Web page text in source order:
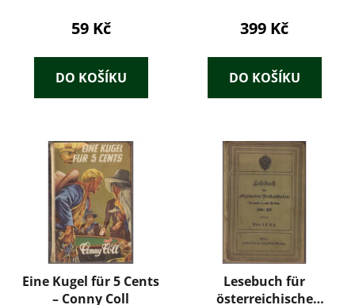
59 Kč
DO KOŠÍKU
399 Kč
DO KOŠÍKU
Eine Kugel für 5 Cents
– Conny Coll
Lesebuch für
österreichische